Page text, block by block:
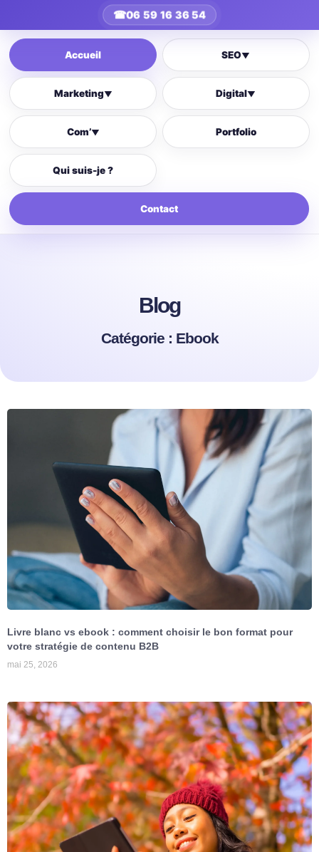
☎06 59 16 36 54
Accueil SEO▼
Marketing▼ Digital▼
Com’▼ Portfolio
Qui suis-je ?
Contact
Blog
Catégorie : Ebook
Livre blanc vs ebook : comment choisir le bon format pour
votre stratégie de contenu B2B
mai 25, 2026